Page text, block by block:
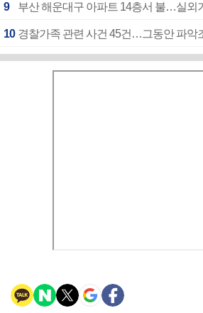
9 부산 해운대구 아파트 14층서 불…실외
10 경찰가족 관련 사건 45건…그동안 파악